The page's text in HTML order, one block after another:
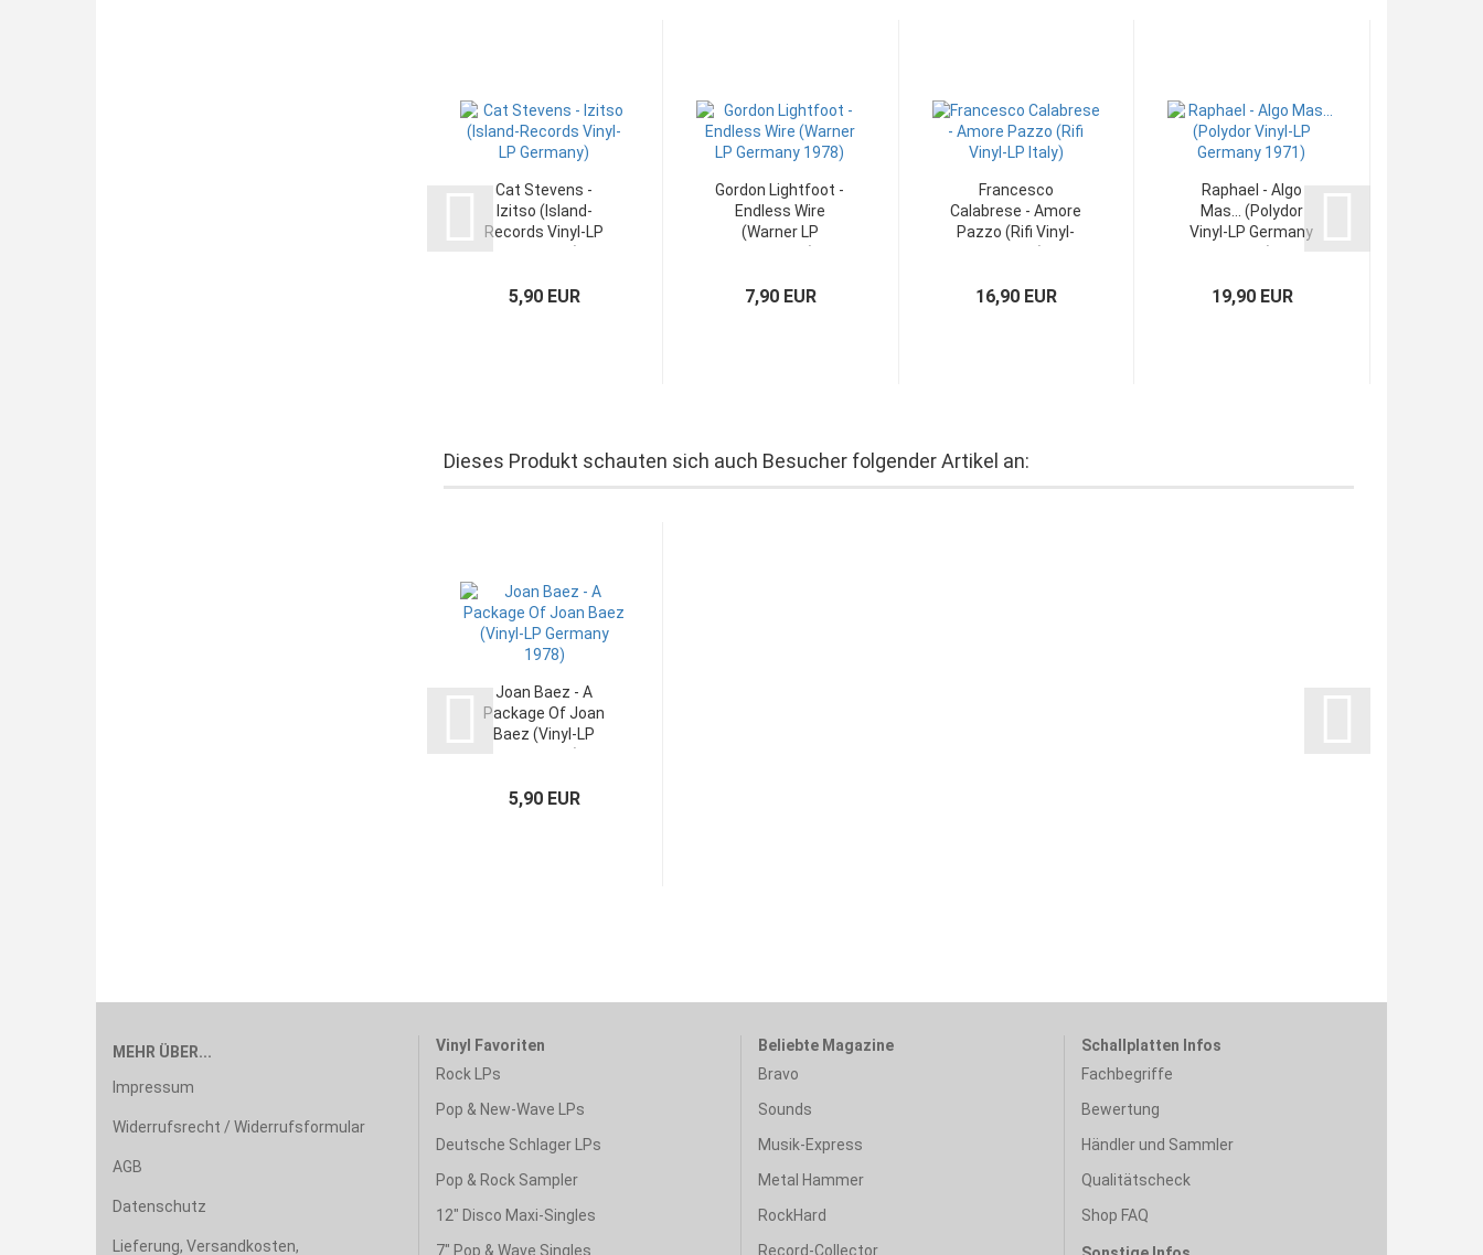
Cat Stevens -
Izitso (Island-
Records Vinyl-LP
5,90 EUR
Gordon Lightfoot -
Endless Wire
(Warner LP
7,90 EUR
Francesco
Calabrese - Amore
Pazzo (Rifi Vinyl-
16,90 EUR
Raphael - Algo
Mas... (Polydor
Vinyl-LP Germany
19,90 EUR
Dieses Produkt schauten sich auch Besucher folgender Artikel an:
Joan Baez - A
Package Of Joan
Baez (Vinyl-LP
5,90 EUR
MEHR ÜBER...
Impressum
Widerrufsrecht / Widerrufsformular
AGB
Datenschutz
Lieferung, Versandkosten,
Vinyl Favoriten
Rock LPs
Pop & New-Wave LPs
Deutsche Schlager LPs
Pop & Rock Sampler
12" Disco Maxi-Singles
7" Pop & Wave Singles
Beliebte Magazine
Bravo
Sounds
Musik-Express
Metal Hammer
RockHard
Record-Collector
Schallplatten Infos
Fachbegriffe
Bewertung
Händler und Sammler
Qualitätscheck
Shop FAQ